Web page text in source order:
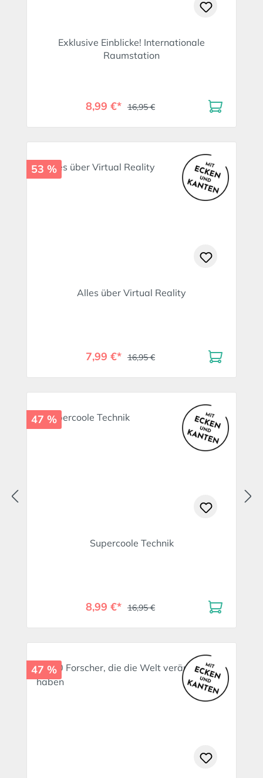
Exklusive Einblicke! Internationale
Raumstation
8,99 €* 16,95 €
53 %
Alles über Virtual Reality
7,99 €* 16,95 €
47 %
Supercoole Technik
8,99 €* 16,95 €
47 %